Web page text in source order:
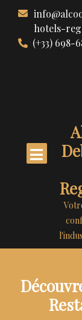
contenu
hotels-
(+33) 698-